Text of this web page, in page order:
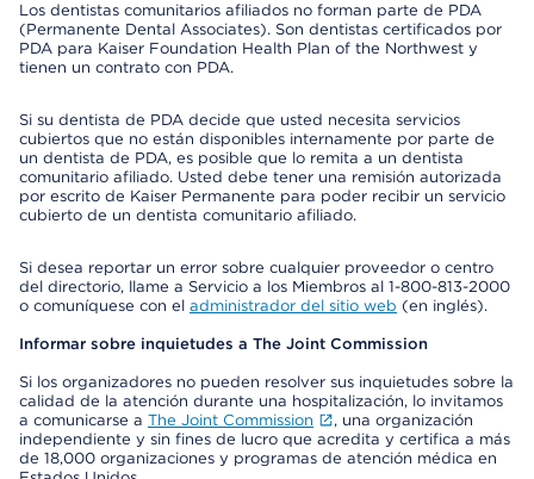
Los dentistas comunitarios afiliados no forman parte de PDA
(Permanente Dental Associates). Son dentistas certificados por
PDA para Kaiser Foundation Health Plan of the Northwest y
tienen un contrato con PDA.
Si su dentista de PDA decide que usted necesita servicios
cubiertos que no están disponibles internamente por parte de
un dentista de PDA, es posible que lo remita a un dentista
comunitario afiliado. Usted debe tener una remisión autorizada
por escrito de Kaiser Permanente para poder recibir un servicio
cubierto de un dentista comunitario afiliado.
Si desea reportar un error sobre cualquier proveedor o centro
del directorio, llame a Servicio a los Miembros al 1-800-813-2000
o comuníquese con el administrador del sitio web (en inglés).
Informar sobre inquietudes a The Joint Commission
Si los organizadores no pueden resolver sus inquietudes sobre la
calidad de la atención durante una hospitalización, lo invitamos
a comunicarse a The Joint Commission
, una organización
independiente y sin fines de lucro que acredita y certifica a más
de 18,000 organizaciones y programas de atención médica en